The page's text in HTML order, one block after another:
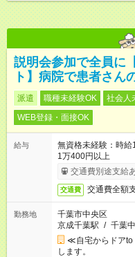
説明会参加で全員に
ト】病院で患者さん
派遣 職種未経験OK 社会人
WEB登録・面接OK
給与
無資格未経験：時
1万400円以上
交通費別途支給
交通費 交通費全額
勤務地
千葉市中央区
京成千葉駅 / 千葉
≪自宅からドアto
します。